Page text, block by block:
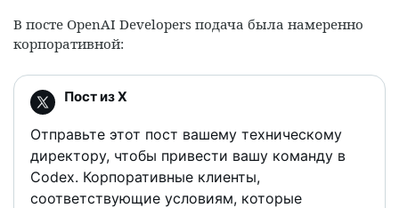
В посте OpenAI Developers подача была намеренно
корпоративной:
Отправьте этот пост вашему техническому
директору, чтобы привести вашу команду в
Codex. Корпоративные клиенты,
соответствующие условиям, которые